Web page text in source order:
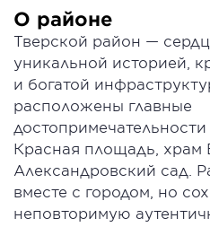
О районе
Тверской район —
уникальной историей,
и богатой
расположены главные
Красная площадь, храм
Александровский сад.
вместе с городом, но
неповторимую